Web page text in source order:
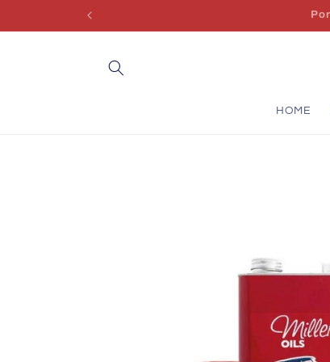
conteúdo
HOME